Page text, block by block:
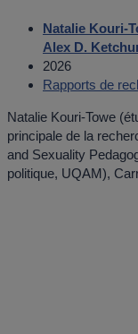
Natalie Kouri-
Alex D.
2026
Rapports de
Natalie Kouri-Towe
principale de la
and Sexuality
politique, UQAM),